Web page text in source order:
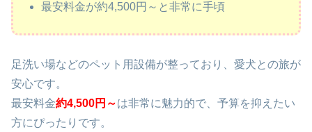
最安料金が約4,500円～と非常に手頃
足洗い場などのペット用設備が整っており、愛犬との旅が
安心です。
最安料金約4,500円～は非常に魅力的で、予算を抑えたい
方にぴったりです。